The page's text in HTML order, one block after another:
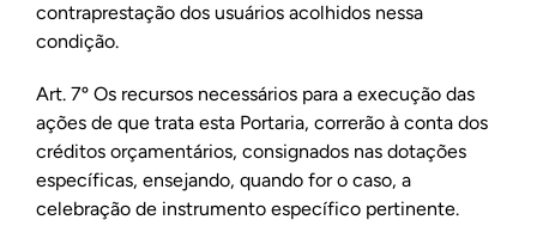
contraprestação dos usuários acolhidos nessa
condição.
Art. 7º Os recursos necessários para a execução das
ações de que trata esta Portaria, correrão à conta dos
créditos orçamentários, consignados nas dotações
específicas, ensejando, quando for o caso, a
celebração de instrumento específico pertinente.